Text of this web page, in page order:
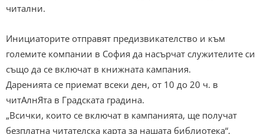
читални.
Инициаторите отправят предизвикателство и към
големите компании в София да насърчат служителите си
също да се включат в книжната кампания.
Даренията се приемат всеки ден, от 10 до 20 ч. в
читАлнЯта в Градската градина.
„Всички, които се включат в кампанията, ще получат
безплатна читателска карта за нашата библиотека“,